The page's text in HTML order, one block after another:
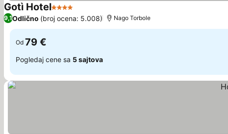
Gotì Hotel4 Zvezdice
9,1Odlično (broj ocena: 5.008) Nago Torbole
Od 79 €
Pogledaj cene sa 5 sajtova